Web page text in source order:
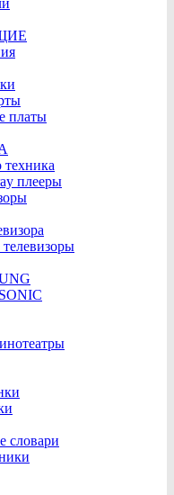
платы
техника
плееры
словари